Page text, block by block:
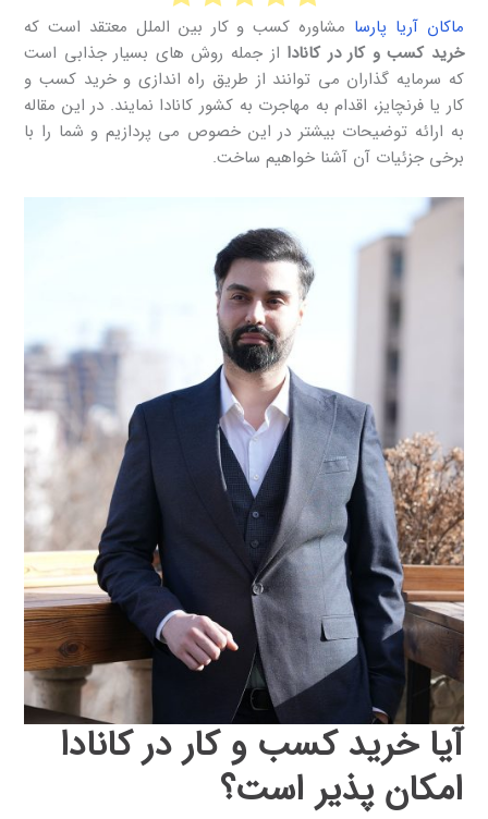
ماکان آریا پارسا مشاوره کسب و کار بین الملل معتقد است که
خرید کسب و کار در کانادا از جمله روش های بسیار جذابی است
که سرمایه گذاران می توانند از طریق راه اندازی و خرید کسب و
کار یا فرنچایز، اقدام به مهاجرت به کشور کانادا نمایند. در این مقاله
به ارائه توضیحات بیشتر در این خصوص می پردازیم و شما را با
برخی جزئیات آن آشنا خواهیم ساخت.
آیا خرید کسب و کار در کانادا
امکان پذیر است؟